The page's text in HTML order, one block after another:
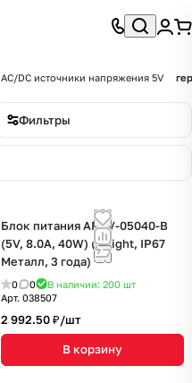
AC/DC источники напряжения 5V
Фильтры
Блок питания ARPV-05040-B
(5V, 8.0A, 40W) (Arlight, IP67
Металл, 3 года)
0 0 В наличии: 200 шт
Арт. 038507
2 992.50 ₽/шт
В корзину